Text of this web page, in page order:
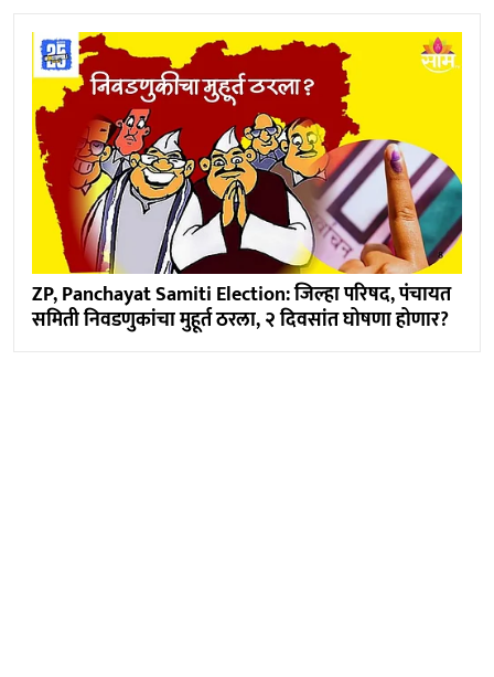
ZP, Panchayat Samiti Election: जिल्हा परिषद, पंचायत
समिती निवडणुकांचा मुहूर्त ठरला, २ दिवसांत घोषणा होणार?